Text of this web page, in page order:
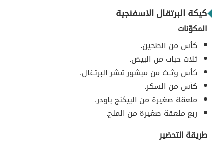
كيكة البرتقال الاسفنجية
المكوّنات
كأس من الطحين.
ثلاث حبات من البيض.
كأس وثلث من مبشور قشر البرتقال.
كأس من السكر.
ملعقة صغيرة من البيكنج باودر.
ربع ملعقة صغيرة من الملح.
طريقة التحضير